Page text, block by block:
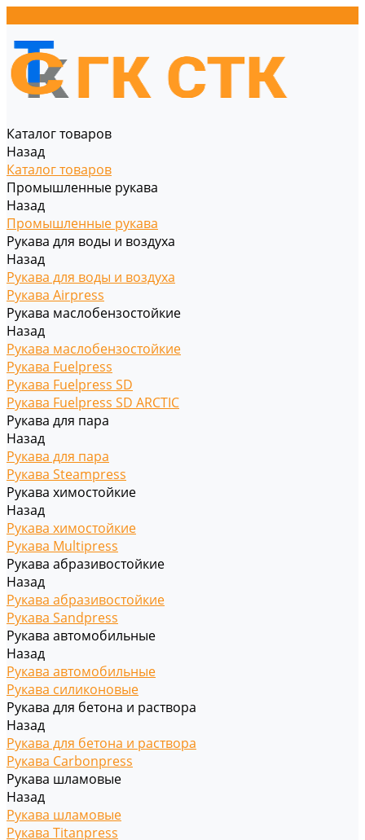
Каталог товаров
Назад
Каталог товаров
Промышленные рукава
Назад
Промышленные рукава
Рукава для воды и воздуха
Назад
Рукава для воды и воздуха
Рукава Airpress
Рукава маслобензостойкие
Назад
Рукава маслобензостойкие
Рукава Fuelpress
Рукава Fuelpress SD
Рукава Fuelpress SD ARCTIC
Рукава для пара
Назад
Рукава для пара
Рукава Steampress
Рукава химостойкие
Назад
Рукава химостойкие
Рукава Multipress
Рукава абразивостойкие
Назад
Рукава абразивостойкие
Рукава Sandpress
Рукава автомобильные
Назад
Рукава автомобильные
Рукава силиконовые
Рукава для бетона и раствора
Назад
Рукава для бетона и раствора
Рукава Carbonpress
Рукава шламовые
Назад
Рукава шламовые
Рукава Titanpress